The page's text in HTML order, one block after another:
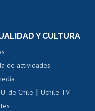
de movilidad interna
de renta
de renta
Y CULTURA
de actividades
de Chile |Uchile TV